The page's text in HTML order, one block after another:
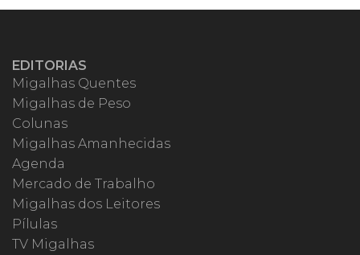
EDITORIAS
Migalhas Quentes
Migalhas de Peso
Colunas
Migalhas Amanhecidas
Agenda
Mercado de Trabalho
Migalhas dos Leitores
Pílulas
TV Migalhas